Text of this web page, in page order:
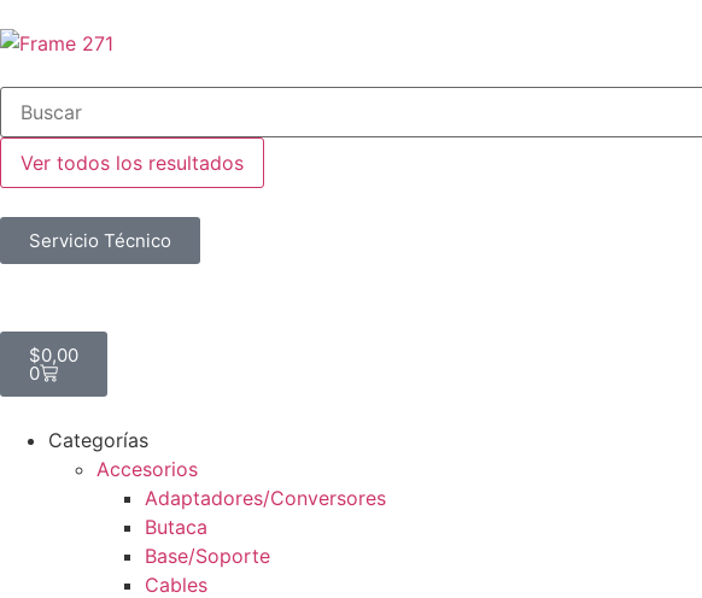
Ver todos los resultados
Servicio Técnico
$0,00
0
Categorías
Accesorios
Adaptadores/Conversores
Butaca
Base/Soporte
Cables